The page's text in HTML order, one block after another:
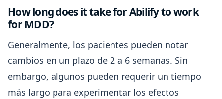
How long does it take for Abilify to work
for MDD?
Generalmente, los pacientes pueden notar
cambios en un plazo de 2 a 6 semanas. Sin
embargo, algunos pueden requerir un tiempo
más largo para experimentar los efectos